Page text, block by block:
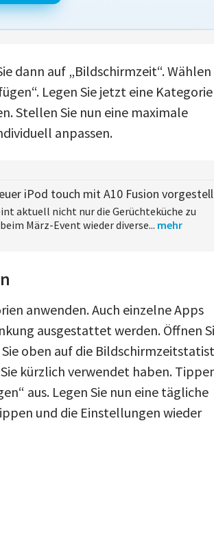
dann auf „Bildschirmzeit“. Wählen
Legen Sie jetzt eine
Stellen Sie nun eine maximale
anpassen.
iPod touch mit A10 Fusion
aktuell nicht nur die Gerüchteküche zu
März-Event wieder diverse... mehr
anwenden. Auch einzelne Apps
ausgestattet werden. Öffnen
oben auf die
kürzlich verwendet haben.
aus. Legen Sie nun eine tägliche
und die Einstellungen wieder